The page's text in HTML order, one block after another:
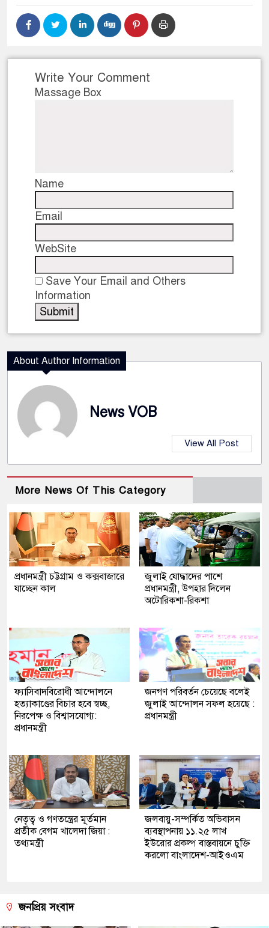
Write Your Comment
Massage Box
Name
Email
WebSite
Save Your Email and Others
Information
About Author Information
News VOB
View All Post
More News Of This Category
প্রধানমন্ত্রী চট্টগ্রাম ও কক্সবাজারে
যাচ্ছেন কাল
জুলাই যোদ্ধাদের পাশে
প্রধানমন্ত্রী, উপহার দিলেন
অটোরিকশা-রিকশা
ফ্যাসিবাদবিরোধী আন্দোলনে
হত্যাকাণ্ডের বিচার হবে স্বচ্ছ,
নিরপেক্ষ ও বিশ্বাসযোগ্য:
প্রধানমন্ত্রী
জনগণ পরিবর্তন চেয়েছে বলেই
জুলাই আন্দোলন সফল হয়েছে :
প্রধানমন্ত্রী
নেতৃত্ব ও গণতন্ত্রের মূর্তমান
প্রতীক বেগম খালেদা জিয়া :
তথ্যমন্ত্রী
জলবায়ু-সম্পর্কিত অভিবাসন
ব্যবস্থাপনায় ১১.২৫ লাখ
ইউরোর প্রকল্প বাস্তবায়নে চুক্তি
করলো বাংলাদেশ-আইওএম
জনপ্রিয় সংবাদ